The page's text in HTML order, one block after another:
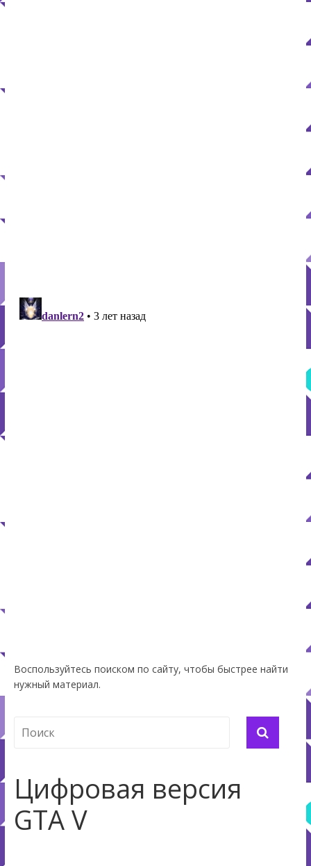
Воспользуйтесь поиском по сайту, чтобы быстрее найти
нужный материал.
Цифровая версия
GTA V